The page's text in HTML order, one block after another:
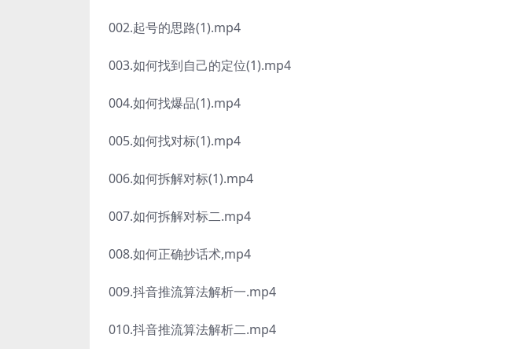
002.起号的思路(1).mp4
003.如何找到自己的定位(1).mp4
004.如何找爆品(1).mp4
005.如何找对标(1).mp4
006.如何拆解对标(1).mp4
007.如何拆解对标二.mp4
008.如何正确抄话术,mp4
009.抖音推流算法解析一.mp4
010.抖音推流算法解析二.mp4